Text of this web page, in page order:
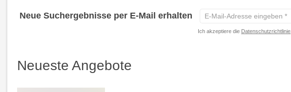
Neue Suchergebnisse per E-Mail erhalten
E-
Mail-
Ich akzeptiere die Datenschutzrichtlinie
Neueste Angebote